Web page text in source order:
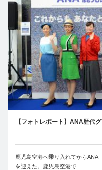
【フォトレポート】ANA歴代
鹿児島空港へ乗り入れてからANA
を迎えた。鹿児島空港で…